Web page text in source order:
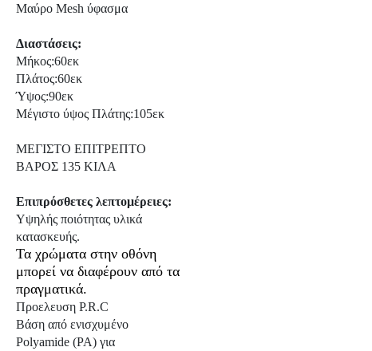
Μαύρο Mesh ύφασμα
Διαστάσεις:
Μήκος:60εκ
Πλάτος:60εκ
Ύψος:90εκ
Μέγιστο ύψος Πλάτης:105εκ
ΜΕΓΙΣΤΟ ΕΠΙΤΡΕΠΤΟ
ΒΑΡΟΣ 135 ΚΙΛΑ
Επιπρόσθετες λεπτομέρειες:
Υψηλής ποιότητας υλικά
κατασκευής.
Τα χρώματα στην οθόνη
μπορεί να διαφέρουν από τα
πραγματικά.
Προελευση P.R.C
Βάση από ενισχυμένο
Polyamide (PA) για